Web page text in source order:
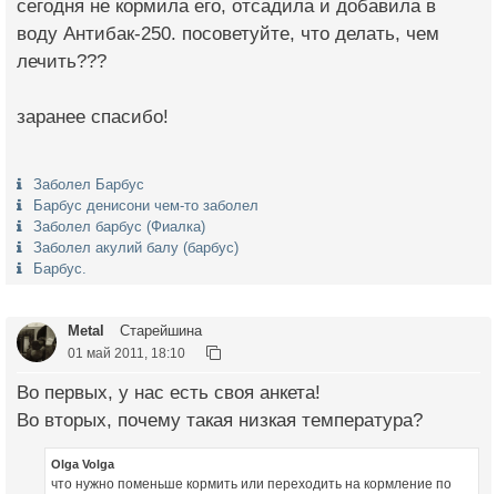
сегодня не кормила его, отсадила и добавила в
воду Антибак-250. посоветуйте, что делать, чем
лечить???
заранее спасибо!
Заболел Барбус
Барбус денисони чем-то заболел
Заболел барбус (Фиалка)
Заболел акулий балу (барбус)
Барбус.
Metal Старейшина
01 май 2011, 18:10
Во первых, у нас есть своя анкета!
Во вторых, почему такая низкая температура?
Olga Volga
что нужно поменьше кормить или переходить на кормление по